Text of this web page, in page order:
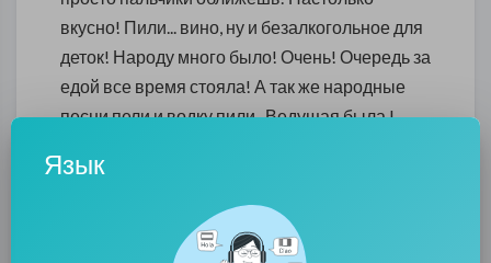
вкусно! Пили... вино, ну и безалкогольное для
деток! Народу много было! Очень! Очередь за
едой все время стояла! А так же народные
песни пели и водку пили...Ведущая была !
водить! Танцы бальные! Шикарно было!
Дети.... Надя Уткина - заслуженная артистка
Удмуртии! Просто шикарный праздник был!
Язык